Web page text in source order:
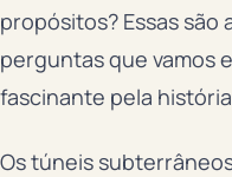
propósitos? Essas são
perguntas que vamos
fascinante pela
Os túneis